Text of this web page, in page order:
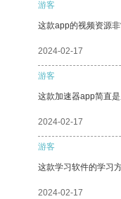
游客
这款app的视频资源
2024-02-17
游客
这款加速器app简直
2024-02-17
游客
这款学习软件的学习
2024-02-17